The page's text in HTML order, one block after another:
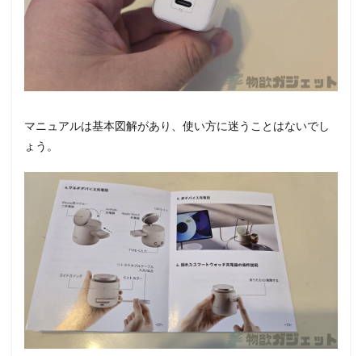
マニュアルは基本図解があり、使い方に迷うことはないでし
ょう。